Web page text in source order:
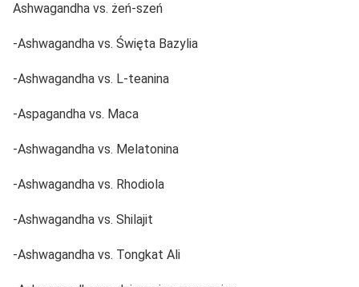
Ashwagandha vs. żeń-szeń
-Ashwagandha vs. Święta Bazylia
-Ashwagandha vs. L-teanina
-Aspagandha vs. Maca
-Ashwagandha vs. Melatonina
-Ashwagandha vs. Rhodiola
-Ashwagandha vs. Shilajit
-Ashwagandha vs. Tongkat Ali